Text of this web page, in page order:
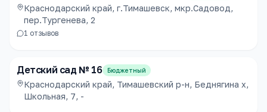
Краснодарский край, г.Тимашевск, мкр.Садовод,
пер.Тургенева, 2
1 отзывов
Детский сад № 16 Бюджетный
Краснодарский край, Тимашевский р-н, Беднягина х,
Школьная, 7, -